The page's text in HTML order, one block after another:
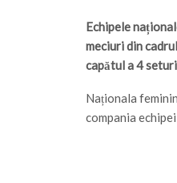
Echipele
meciuri din
capătul a 4
Naționala
compania